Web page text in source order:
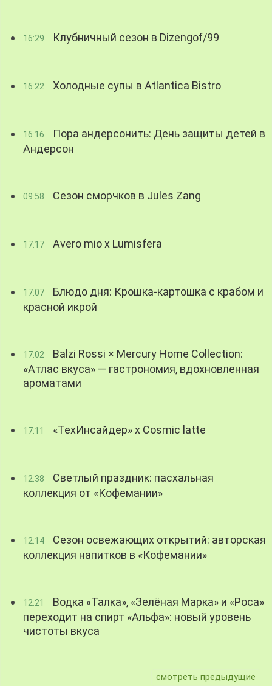
16:29 Клубничный сезон в Dizengof/99
16:22 Холодные супы в Atlantica Bistro
16:16
Пора андерсонить: День защиты детей в
Андерсон
09:58 Сезон сморчков в Jules Zang
17:17 Avero mio x Lumisfera
17:07
Блюдо дня: Крошка-картошка с крабом и
красной икрой
17:02
Balzi Rossi × Mercury Home Collection:
«Атлас вкуса» — гастрономия, вдохновленная
ароматами
17:11 «ТехИнсайдер» х Cosmic latte
12:38
Светлый праздник: пасхальная
коллекция от «Кофемании»
12:14
Сезон освежающих открытий: авторская
коллекция напитков в «Кофемании»
12:21
Водка «Талка», «Зелёная Марка» и «Роса»
переходит на спирт «Альфа»: новый уровень
чистоты вкуса
смотреть предыдущие